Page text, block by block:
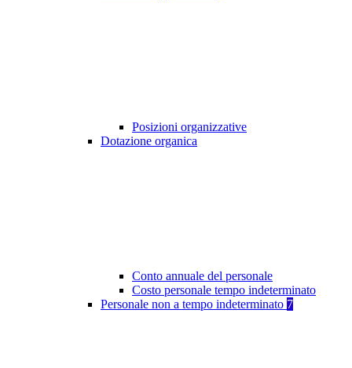
Posizioni organizzative
Dotazione organica
Conto annuale del personale
Costo personale tempo indeterminato
Personale non a tempo indeterminato 7